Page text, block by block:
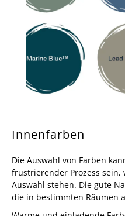
Innenfarben
Die Auswahl von Farben
frustrierender Prozess sein,
Auswahl stehen. Die gute
die in bestimmten Räumen